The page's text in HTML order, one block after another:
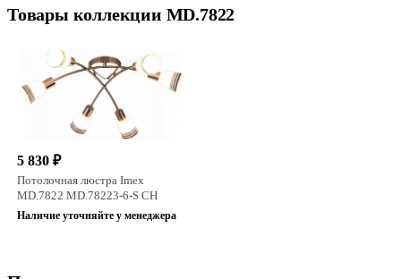
Товары коллекции MD.7822
5 830 ₽
Потолочная люстра Imex
MD.7822 MD.78223-6-S CH
Наличие уточняйте у менеджера